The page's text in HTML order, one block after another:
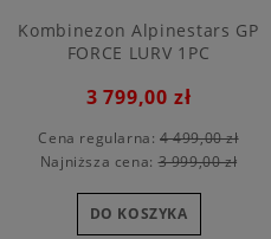
Kombinezon Alpinestars GP
FORCE LURV 1PC
3 799,00 zł
Cena regularna: 4 499,00 zł
Najniższa cena:3 999,00 zł
DO KOSZYKA